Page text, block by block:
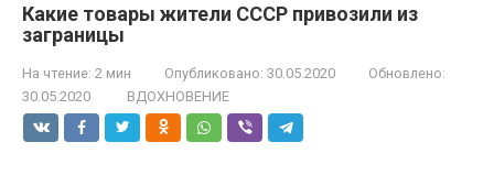
Какие товары жители СССР привозили из
заграницы
На чтение: 2 мин Опубликовано: 30.05.2020
Обновлено:
30.05.2020
ВДОХНОВЕНИЕ